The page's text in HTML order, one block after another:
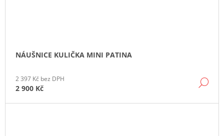
NÁUŠNICE KULIČKA MINI PATINA
2 397 Kč bez DPH
2 900 Kč